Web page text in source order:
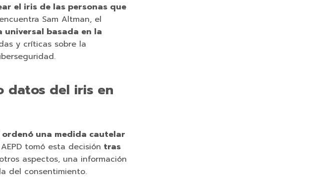
el iris de las personas que
Sam Altman, el
basada en la
y críticas sobre la
datos del iris en
ordenó una medida cautelar
tomó esta decisión tras
aspectos, una información
del consentimiento.